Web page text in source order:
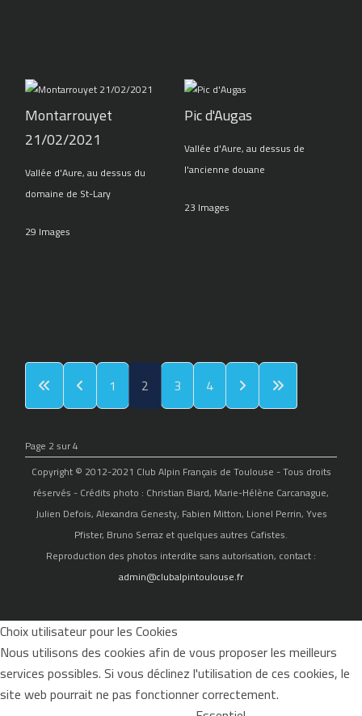
Montarrouyet
21/02/2021
Vallée d'Aure, au dessus du
domaine de St-Lary
29 Images
Pic d'Augas
Vallée d'Aure, au dessus de
l'ancienne douane
23 Images
1 2 3 4
Page 2 sur 4
Copyright © 2012-2021 Club Alpin Français de Toulouse - Tous droits
réservés - Crédits photo : Christian Biard, Marie-Hélène Carcanague,
Julien Defois, Alexandra Genesty, Fabien Mitton, Lionel Perrin, Yves
Pfister, Bruno Serraz et quelques autres Cafistes.
Reproduction des photos interdite sans autorisation, contact :
admin@clubalpintoulouse.fr
Choix utilisateur pour les Cookies
Nous utilisons des cookies afin de vous proposer les meilleurs
services possibles. Si vous déclinez l'utilisation de ces cookies, le
site web pourrait ne pas fonctionner correctement.